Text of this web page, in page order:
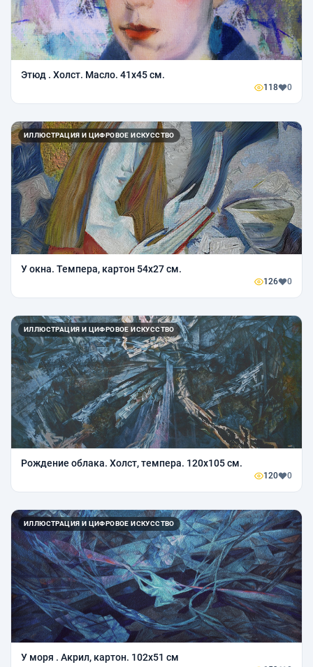
Этюд . Холст. Масло. 41х45 см.
118 0
ИЛЛЮСТРАЦИЯ И ЦИФРОВОЕ ИСКУССТВО
У окна. Темпера, картон 54х27 см.
126 0
ИЛЛЮСТРАЦИЯ И ЦИФРОВОЕ ИСКУССТВО
Рождение облака. Холст, темпера. 120х105 см.
120 0
ИЛЛЮСТРАЦИЯ И ЦИФРОВОЕ ИСКУССТВО
У моря . Акрил, картон. 102х51 см